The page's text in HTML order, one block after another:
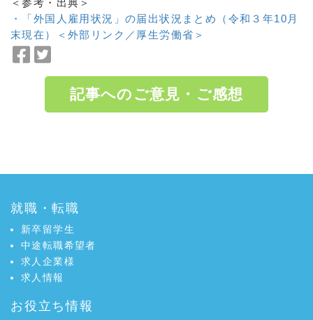
・「外国人雇用状況」の届出状況まとめ（令和３年10月
末現在）＜外部リンク／厚生労働省＞
ェ
ア
t
ア
記事へのご意見・ご感想
就職・転職
新卒留学生
中途転職希望者
求人企業様
求人情報
お役立ち情報